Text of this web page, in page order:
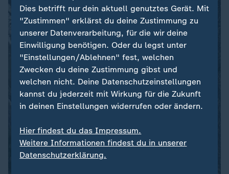
Dies betrifft nur dein aktuell genutztes Gerät. Mit
"Zustimmen" erklärst du deine Zustimmung zu
unserer Datenverarbeitung, für die wir deine
Einwilligung benötigen. Oder du legst unter
"Einstellungen/Ablehnen" fest, welchen
Zwecken du deine Zustimmung gibst und
welchen nicht. Deine Datenschutzeinstellungen
kannst du jederzeit mit Wirkung für die Zukunft
in deinen Einstellungen widerrufen oder ändern.
Hier findest du das Impressum.
Weitere Informationen findest du in unserer
Datenschutzerklärung.